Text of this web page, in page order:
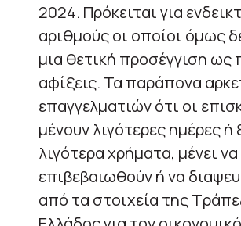
2024. Πρόκειται για
αριθμούς οι οποίοι όμως
μια θετική προσέγγιση ως
αφίξεις. Τα παράπονα
επαγγελματιών ότι οι
μένουν λιγότερες ημέρες ή
λιγότερα χρήματα, μένει να
επιβεβαιωθούν ή να
από τα στοιχεία της